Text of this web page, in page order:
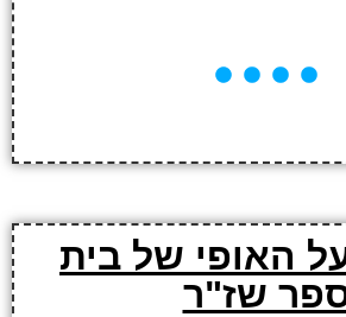
האופי של בית
שז"ר